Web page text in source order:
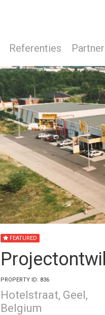
Referenties
FEATURED
PROPERTY ID: 836
Hotelstraat, Geel,
Belgium